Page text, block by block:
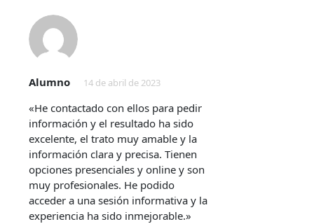
Alumno 14 de abril de 2023
«He contactado con ellos para pedir
información y el resultado ha sido
excelente, el trato muy amable y la
información clara y precisa. Tienen
opciones presenciales y online y son
muy profesionales. He podido
acceder a una sesión informativa y la
experiencia ha sido inmejorable.»